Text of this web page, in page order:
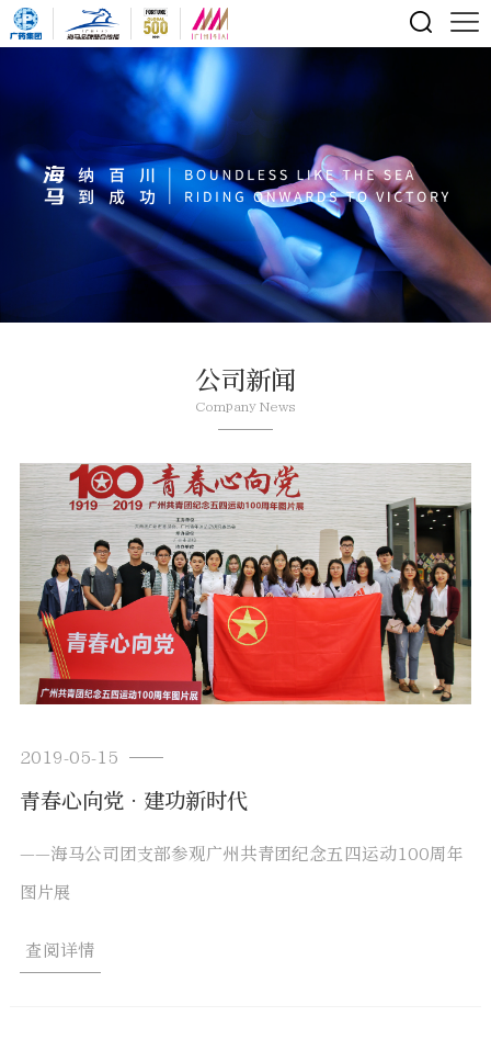
公司新闻
Company News
2019-05-15
青春心向党•建功新时代
——海马公司团支部参观广州共青团纪念五四运动100周年
图片展
查阅详情